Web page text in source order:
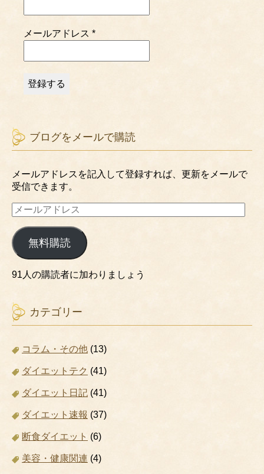
メールアドレス *
ブログをメールで購読
メールアドレスを記入して登録すれば、更新をメールで
受信できます。
メ
ー
ル
ア
ド
レ
無料購読
91人の購読者に加わりましょう
カテゴリー
コラム・その他 (13)
ダイエットテク (41)
ダイエット日記 (41)
ダイエット速報 (37)
断食ダイエット (6)
美容・健康関連 (4)